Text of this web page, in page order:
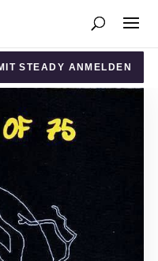
STEADY ANMELDEN